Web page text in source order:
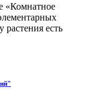
«Комнатное
растения есть